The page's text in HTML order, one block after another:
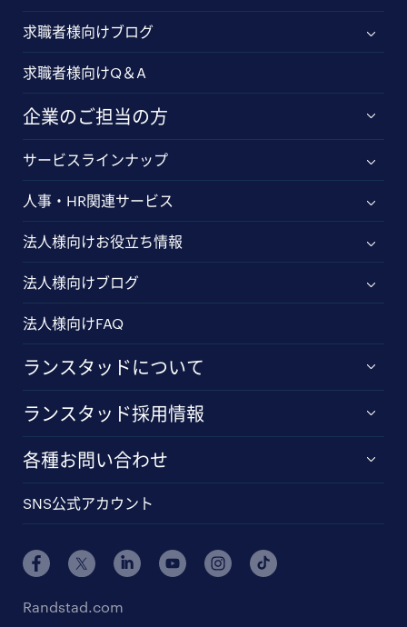
求職者様向けブログ
求職者様向けQ＆A
企業のご担当の方
サービスラインナップ
人事・HR関連サービス
法人様向けお役立ち情報
法人様向けブログ
法人様向けFAQ
ランスタッドについて
ランスタッド採用情報
各種お問い合わせ
SNS公式アカウント
Randstad.com